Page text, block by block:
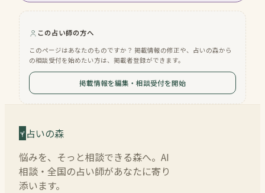
この占い師の方へ
このページはあなたのものですか？ 掲載情報の修正や、占いの森から
の相談受付を始めたい方は、掲載者登録ができます。
掲載情報を編集・相談受付を開始
占いの森
悩みを、そっと相談できる森へ。AI
相談・全国の占い師があなたに寄り
添います。